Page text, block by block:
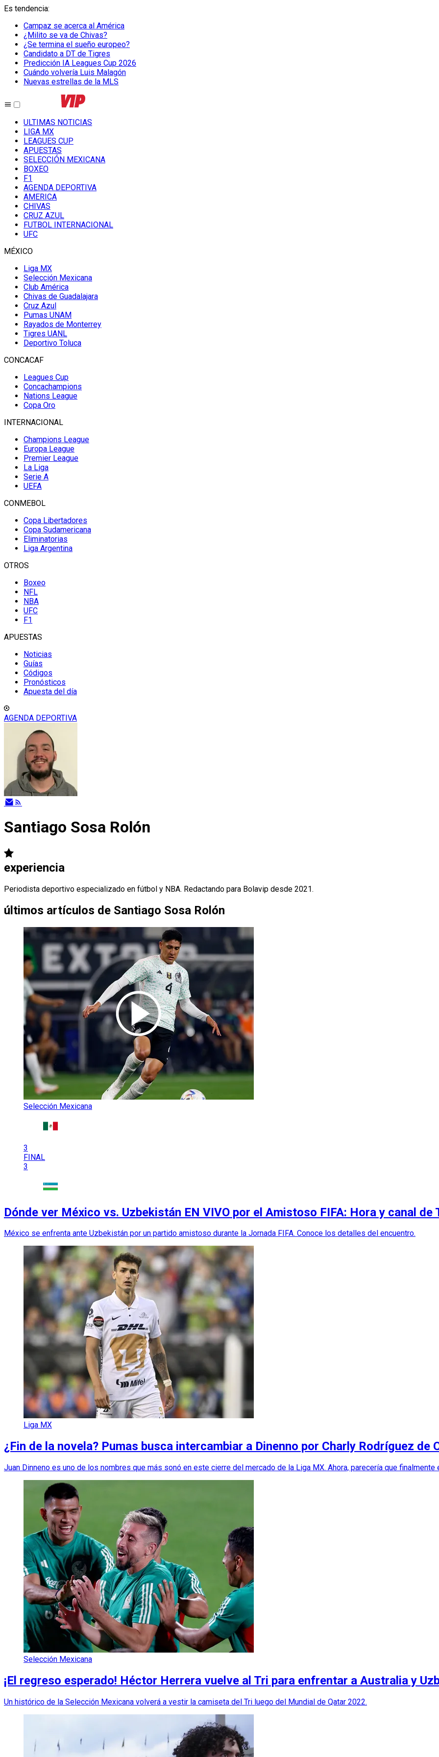
Es tendencia:
Campaz se acerca al América
¿Milito se va de Chivas?
¿Se termina el sueño europeo?
Candidato a DT de Tigres
Predicción IA Leagues Cup 2026
Cuándo volvería Luis Malagón
Nuevas estrellas de la MLS
ULTIMAS NOTICIAS
LIGA MX
LEAGUES CUP
APUESTAS
SELECCIÓN MEXICANA
BOXEO
F1
AGENDA DEPORTIVA
AMERICA
CHIVAS
CRUZ AZUL
FUTBOL INTERNACIONAL
UFC
MÉXICO
Liga MX
Selección Mexicana
Club América
Chivas de Guadalajara
Cruz Azul
Pumas UNAM
Rayados de Monterrey
Tigres UANL
Deportivo Toluca
CONCACAF
Leagues Cup
Concachampions
Nations League
Copa Oro
INTERNACIONAL
Champions League
Europa League
Premier League
La Liga
Serie A
UEFA
CONMEBOL
Copa Libertadores
Copa Sudamericana
Eliminatorias
Liga Argentina
OTROS
Boxeo
NFL
NBA
UFC
F1
APUESTAS
Noticias
Guías
Códigos
Pronósticos
Apuesta del día
AGENDA DEPORTIVA
Santiago Sosa Rolón
experiencia
Periodista deportivo especializado en fútbol y NBA. Redactando para Bolavip desde 2021.
últimos artículos de Santiago Sosa Rolón
Selección Mexicana
3
FINAL
3
Dónde ver México vs. Uzbekistán EN VIVO por el Amistoso FIFA: Hora y canal de
México se enfrenta ante Uzbekistán por un partido amistoso durante la Jornada FIFA. Conoce los detalles del encuentro.
Liga MX
¿Fin de la novela? Pumas busca intercambiar a Dinenno por Charly Rodríguez de
Juan Dinneno es uno de los nombres que más sonó en este cierre del mercado de la Liga MX. Ahora, parecería que finalmente
Selección Mexicana
¡El regreso esperado! Héctor Herrera vuelve al Tri para enfrentar a Australia y
Un histórico de la Selección Mexicana volverá a vestir la camiseta del Tri luego del Mundial de Qatar 2022.